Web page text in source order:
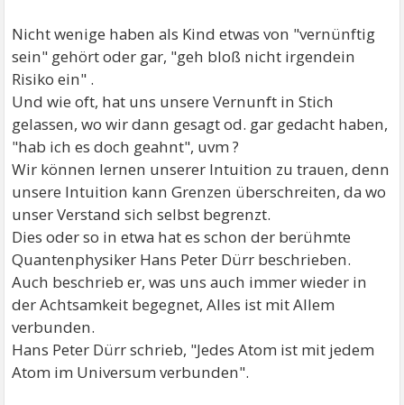
Nicht wenige haben als Kind etwas von "vernünftig
sein" gehört oder gar, "geh bloß nicht irgendein
Risiko ein" .
Und wie oft, hat uns unsere Vernunft in Stich
gelassen, wo wir dann gesagt od. gar gedacht haben,
"hab ich es doch geahnt", uvm ?
Wir können lernen unserer Intuition zu trauen, denn
unsere Intuition kann Grenzen überschreiten, da wo
unser Verstand sich selbst begrenzt.
Dies oder so in etwa hat es schon der berühmte
Quantenphysiker Hans Peter Dürr beschrieben.
Auch beschrieb er, was uns auch immer wieder in
der Achtsamkeit begegnet, Alles ist mit Allem
verbunden.
Hans Peter Dürr schrieb, "Jedes Atom ist mit jedem
Atom im Universum verbunden".